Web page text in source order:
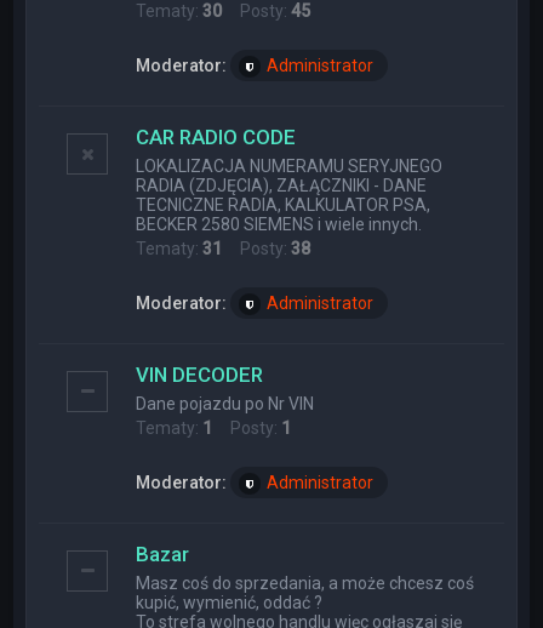
Tematy:30 Posty:45
Moderator: Administrator
CAR RADIO CODE
LOKALIZACJA NUMERAMU SERYJNEGO
RADIA (ZDJĘCIA), ZAŁĄCZNIKI - DANE
TECNICZNE RADIA, KALKULATOR PSA,
BECKER 2580 SIEMENS i wiele innych.
Tematy:31 Posty:38
Moderator: Administrator
VIN DECODER
Dane pojazdu po Nr VIN
Tematy: 1 Posty: 1
Moderator: Administrator
Bazar
Masz coś do sprzedania, a może chcesz coś
kupić, wymienić, oddać ?
To strefa wolnego handlu więc ogłaszaj się